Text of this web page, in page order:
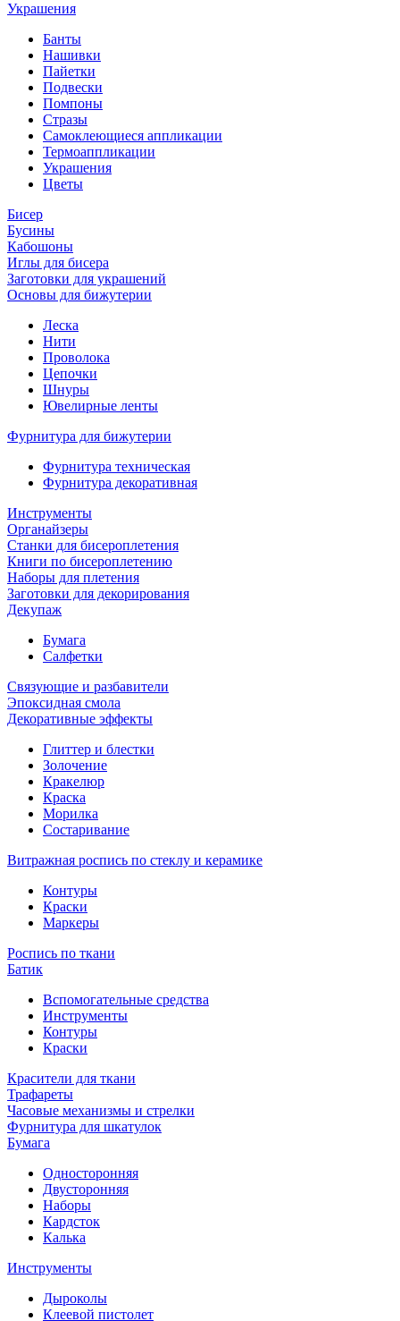
Украшения
Банты
Нашивки
Пайетки
Подвески
Помпоны
Стразы
Самоклеющиеся аппликации
Термоаппликации
Украшения
Цветы
Бисер
Бусины
Кабошоны
Иглы для бисера
Заготовки для украшений
Основы для бижутерии
Леска
Нити
Проволока
Цепочки
Шнуры
Ювелирные ленты
Фурнитура для бижутерии
Фурнитура техническая
Фурнитура декоративная
Инструменты
Органайзеры
Станки для бисероплетения
Книги по бисероплетению
Наборы для плетения
Заготовки для декорирования
Декупаж
Бумага
Салфетки
Связующие и разбавители
Эпоксидная смола
Декоративные эффекты
Глиттер и блестки
Золочение
Кракелюр
Краска
Морилка
Состаривание
Витражная роспись по стеклу и керамике
Контуры
Краски
Маркеры
Роспись по ткани
Батик
Вспомогательные средства
Инструменты
Контуры
Краски
Красители для ткани
Трафареты
Часовые механизмы и стрелки
Фурнитура для шкатулок
Бумага
Односторонняя
Двусторонняя
Наборы
Кардсток
Калька
Инструменты
Дыроколы
Клеевой пистолет